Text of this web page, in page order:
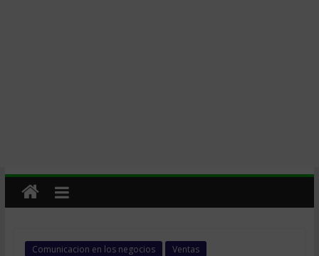
Comunicacion en los negocios Ventas